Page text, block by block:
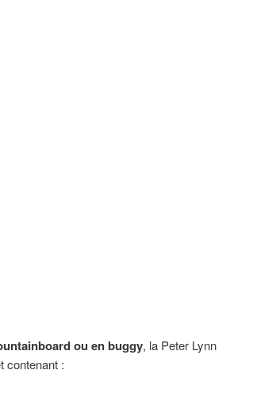
ou en buggy, la Peter Lynn
contenant :